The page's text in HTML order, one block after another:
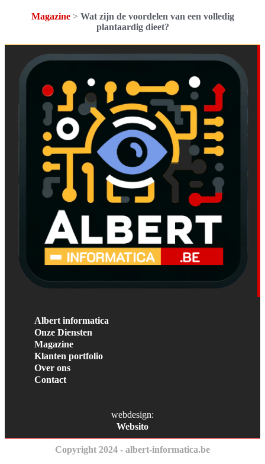
Magazine> Wat zijn de voordelen van een volledig
plantaardig dieet?
Albert informatica
Onze Diensten
Magazine
Klanten portfolio
Over ons
Contact
webdesign:
Websito
Copyright 2024 - albert-informatica.be